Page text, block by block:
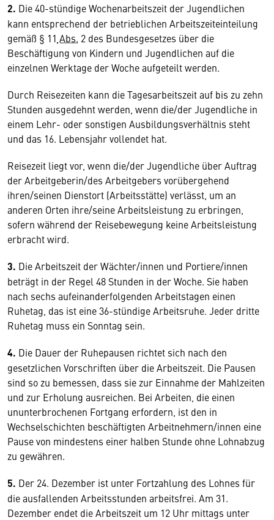
2. Die 40-stündige Wochenarbeitszeit der Jugendlichen
kann entsprechend der betrieblichen Arbeitszeiteinteilung
gemäß § 11 Abs. 2 des Bundesgesetzes über die
Beschäftigung von Kindern und Jugendlichen auf die
einzelnen Werktage der Woche aufgeteilt werden.
Durch Reisezeiten kann die Tagesarbeitszeit auf bis zu zehn
Stunden ausgedehnt werden, wenn die/der Jugendliche in
einem Lehr- oder sonstigen Ausbildungsverhältnis steht
und das 16. Lebensjahr vollendet hat.
Reisezeit liegt vor, wenn die/der Jugendliche über Auftrag
der Arbeitgeberin/des Arbeitgebers vorübergehend
ihren/seinen Dienstort (Arbeitsstätte) verlässt, um an
anderen Orten ihre/seine Arbeitsleistung zu erbringen,
sofern während der Reisebewegung keine Arbeitsleistung
erbracht wird.
3. Die Arbeitszeit der Wächter/innen und Portiere/innen
beträgt in der Regel 48 Stunden in der Woche. Sie haben
nach sechs aufeinanderfolgenden Arbeitstagen einen
Ruhetag, das ist eine 36-stündige Arbeitsruhe. Jeder dritte
Ruhetag muss ein Sonntag sein.
4. Die Dauer der Ruhepausen richtet sich nach den
gesetzlichen Vorschriften über die Arbeitszeit. Die Pausen
sind so zu bemessen, dass sie zur Einnahme der Mahlzeiten
und zur Erholung ausreichen. Bei Arbeiten, die einen
ununterbrochenen Fortgang erfordern, ist den in
Wechselschichten beschäftigten Arbeitnehmern/innen eine
Pause von mindestens einer halben Stunde ohne Lohnabzug
zu gewähren.
5. Der 24. Dezember ist unter Fortzahlung des Lohnes für
die ausfallenden Arbeitsstunden arbeitsfrei. Am 31.
Dezember endet die Arbeitszeit um 12 Uhr mittags unter